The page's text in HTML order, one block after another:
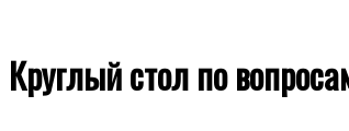
Круглый стол по